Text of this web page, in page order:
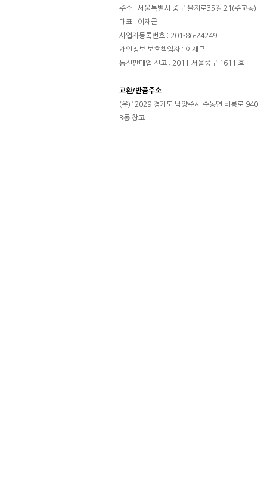
주소 : 서울특별시 중구 을지로35길 21(주교동)
대표 : 이재근
사업자등록번호 : 201-86-24249
개인정보 보호책임자 : 이재근
통신판매업 신고 : 2011-서울중구 1611 호
교환/반품주소
(우)12029 경기도 남양주시 수동면 비룡로 940
B동 창고